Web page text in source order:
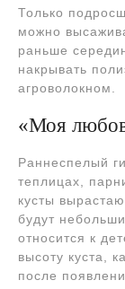
Только
можно
раньше
накрывать
агроволокном.
«Моя
Раннеспелый
теплицах,
кусты
будут
относится к
высоту куста,
после